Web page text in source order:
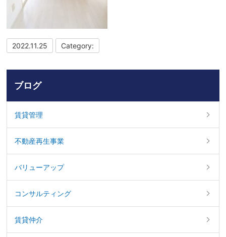
2022.11.25 Category:
ブログ
賃貸管理
不動産再生事業
バリューアップ
コンサルティング
賃貸仲介